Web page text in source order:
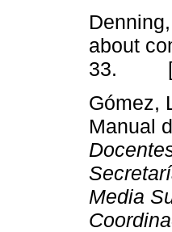
about
33.
Gómez,
Manual
Media